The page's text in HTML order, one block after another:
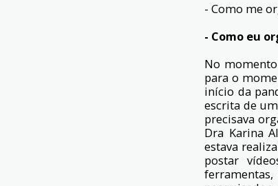
- Como me
- Como eu
No
para o
início da
escrita de
precisava
Dra Karina
estava
postar